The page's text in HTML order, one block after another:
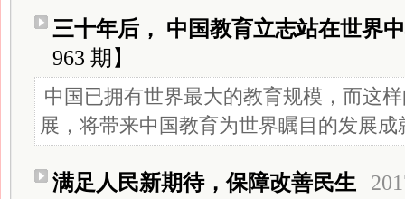
三十年后， 中国教育立志站在世界
963 期】
中国已拥有世界最大的教育规模，而这
展，将带来中国教育为世界瞩目的发展成
满足人民新期待，保障改善民生